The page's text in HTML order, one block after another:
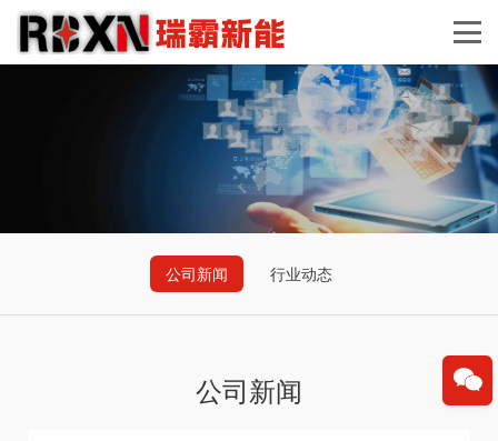
公司新闻 行业动态
公司新闻